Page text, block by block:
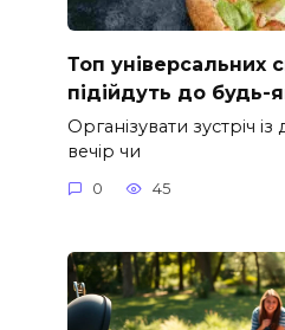
Топ універсальних
підійдуть до будь-
Організувати зустріч
вечір чи
0 45